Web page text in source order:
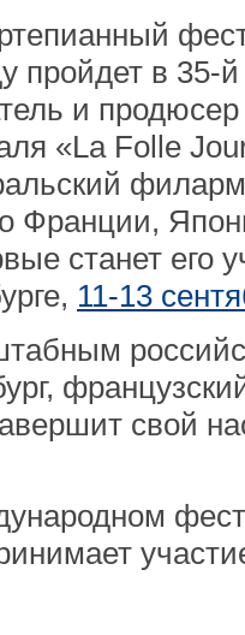
пройдет в 35-й
и
«La Folle
Франции,
станет его
11-13
свой